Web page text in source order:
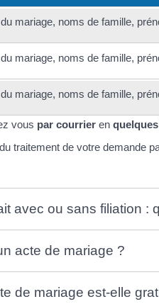
mariage, noms de famille,
mariage, noms de famille,
mariage, noms de famille,
vous par courrier en
traitement de votre demande
avec ou sans filiation :
acte de mariage ?
de mariage est-elle